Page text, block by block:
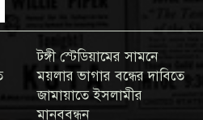
টঙ্গী স্টেডিয়ামের সামনে
ময়লার ভাগার বন্ধের দাবিতে
জামায়াতে ইসলামীর
মানববন্ধন